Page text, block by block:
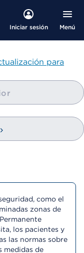
Iniciar sesión Menú
para
como el
zonas de
los pacientes y
las normas sobre
medidas de